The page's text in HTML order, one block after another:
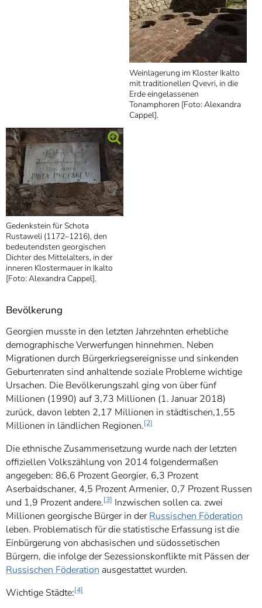
Weinlagerung im Kloster Ikalto
mit traditionellen Qvevri, in die
Erde eingelassenen
Tonamphoren [Foto: Alexandra
Cappel].
Gedenkstein für Schota
Rustaweli (1172–1216), den
bedeutendsten georgischen
Dichter des Mittelalters, in der
inneren Klostermauer in Ikalto
[Foto: Alexandra Cappel].
Bevölkerung
Georgien musste in den letzten Jahrzehnten erhebliche
demographische Verwerfungen hinnehmen. Neben
Migrationen durch Bürgerkriegsereignisse und sinkenden
Geburtenraten sind anhaltende soziale Probleme wichtige
Ursachen. Die Bevölkerungszahl ging von über fünf
Millionen (1990) auf 3,73 Millionen (1. Januar 2018)
zurück, davon lebten 2,17 Millionen in städtischen,1,55
Millionen in ländlichen Regionen.[2]
Die ethnische Zusammensetzung wurde nach der letzten
offiziellen Volkszählung von 2014 folgendermaßen
angegeben: 86,6 Prozent Georgier, 6,3 Prozent
Aserbaidschaner, 4,5 Prozent Armenier, 0,7 Prozent Russen
und 1,9 Prozent andere.[3] Inzwischen sollen ca. zwei
Millionen georgische Bürger in derRussischen Föderation
leben. Problematisch für die statistische Erfassung ist die
Einbürgerung von abchasischen und südossetischen
Bürgern, die infolge der Sezessionskonflikte mit Pässen der
Russischen Föderation ausgestattet wurden.
Wichtige Städte:[4]